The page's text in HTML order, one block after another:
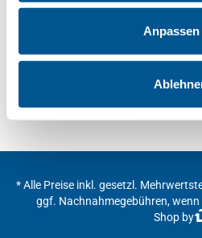
Anpassen
* Alle Preise inkl. gesetzl.
ggf. Nachnahmegebühren,
Shop by